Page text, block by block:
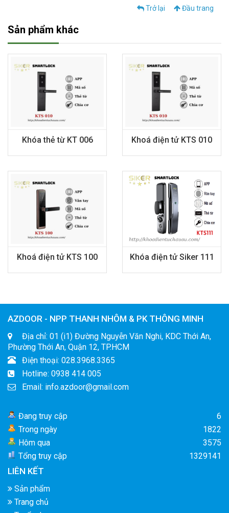
Trở lại Đầu trang
Sản phẩm khác
Khóa thẻ từ KT 006 Khoá điện tử KTS 010
Khoá điện tử KTS 100 Khóa điện tử Siker 111
AZDOOR - NPP THANH NHÔM & PK THÔNG MINH
Địa chỉ: 01 (i1) Đường Nguyễn Văn Nghi, KDC Thới An,
Phường Thới An, Quận 12, TP.HCM
Điện thoại: 028.3968.3365
Hotline: 0938 414 005
Email: info.azdoor@gmail.com
Đang truy cập
6
Trong ngày
1822
Hôm qua
3575
Tổng truy cập
1329141
LIÊN KẾT
Sản phẩm
Trang chủ